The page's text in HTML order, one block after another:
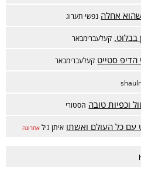
אחלה נפשי תערוג
בבלוט. קעלעברימבאר
הדיפ סטייט קעלעברימבאר
וכפיות טובה הסטורי
עם כל העולם ואשתו איתן גיל אחרונה